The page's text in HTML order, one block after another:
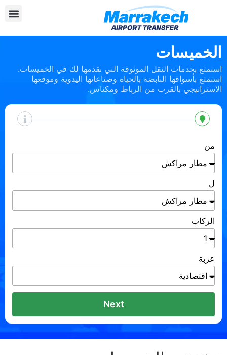
الخميسات
استمتع بخدمات النقل الموثوقة التي نقدمها لك في الخميسات.
استمتع بأسواقها النابضة بالحياة وصناعاتها اليدوية وموقعها
الاستراتيجي بالقرب من الرباط ومكناس.
من
ل
الركاب
عربة
Next